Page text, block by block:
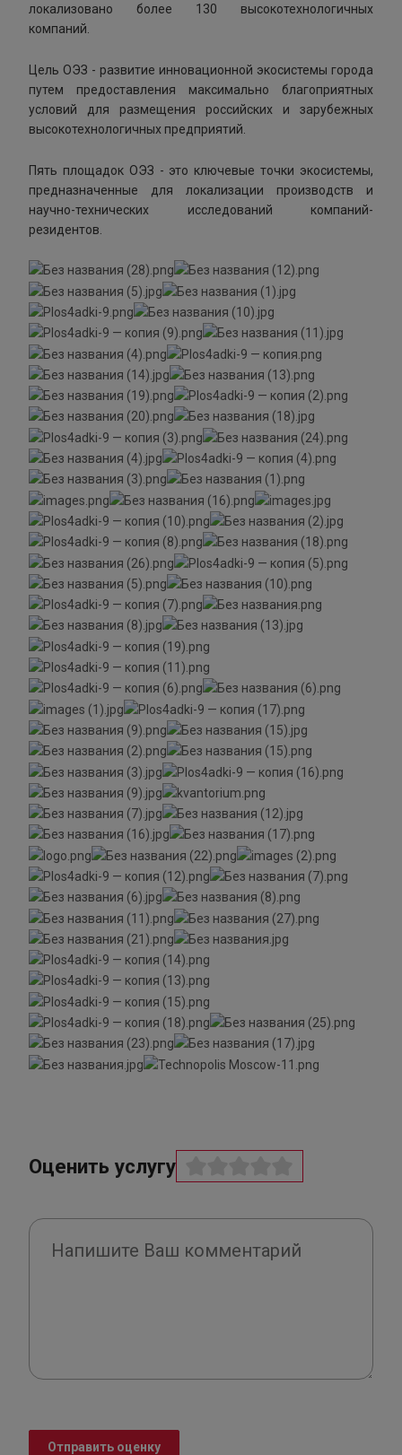
локализовано более 130 высокотехнологичных
компаний.
Цель ОЭЗ - развитие инновационной экосистемы города
путем предоставления максимально благоприятных
условий для размещения российских и зарубежных
высокотехнологичных предприятий.
Пять площадок ОЭЗ - это ключевые точки экосистемы,
предназначенные для локализации производств и
научно-технических исследований компаний-
резидентов.
Оценить услугу
Отправить оценку